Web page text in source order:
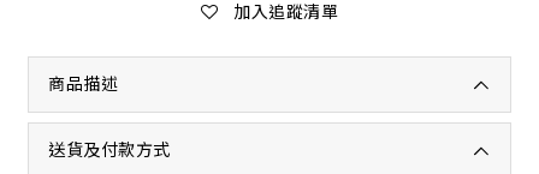
加入追蹤清單
商品描述
送貨及付款方式